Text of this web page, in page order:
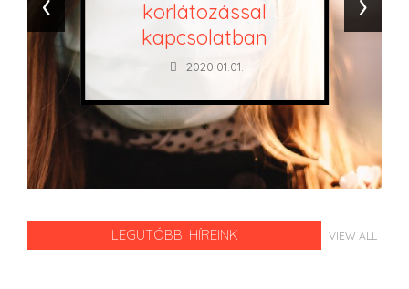
korlátozással
kapcsolatban
2020.01.01.
LEGUTÓBBI HÍREINK VIEW ALL